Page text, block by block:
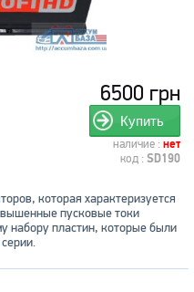
6500 грн
Купить
наличие : нет
код : SD190
которая характеризуется
пусковые токи
набору пластин, которые были